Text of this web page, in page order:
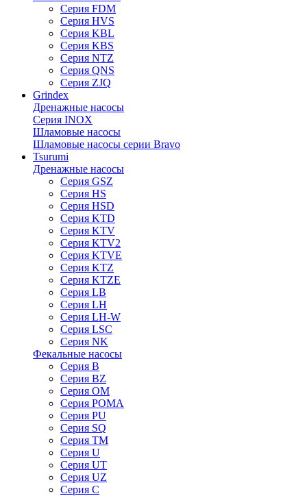
Серия FDM
Серия HVS
Серия KBL
Серия KBS
Серия NTZ
Серия QNS
Серия ZJQ
Grindex
Дренажные насосы
Серия INOX
Шламовые насосы
Шламовые насосы серии Bravo
Tsurumi
Дренажные насосы
Серия GSZ
Серия HS
Серия HSD
Серия KTD
Серия KTV
Серия KTV2
Серия KTVE
Серия KTZ
Серия KTZE
Серия LB
Серия LH
Серия LH-W
Серия LSC
Серия NK
Фекальные насосы
Серия B
Серия BZ
Серия OM
Серия POMA
Серия PU
Серия SQ
Серия TM
Серия U
Серия UT
Серия UZ
Серия С